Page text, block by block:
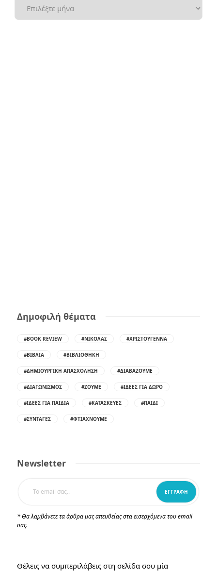
Δημοφιλή θέματα
#BOOK REVIEW #ΝΙΚΌΛΑΣ #ΧΡΙΣΤΟΎΓΕΝΝΑ
#ΒΙΒΛΊΑ #ΒΙΒΛΙΟΘΉΚΗ
#ΔΗΜΙΟΥΡΓΙΚΉ ΑΠΑΣΧΌΛΗΣΗ #ΔΙΑΒΆΖΟΥΜΕ
#ΔΙΑΓΩΝΙΣΜΌΣ #ΖΟΎΜΕ #ΙΔΈΕΣ ΓΙΑ ΔΏΡΟ
#ΙΔΈΕΣ ΓΙΑ ΠΑΙΔΙΆ #ΚΑΤΑΣΚΕΥΈΣ #ΠΑΙΔΊ
#ΣΥΝΤΑΓΈΣ #ΦΤΙΆΧΝΟΥΜΕ
Newsletter
* Θα λαμβάνετε τα άρθρα μας απευθείας στα εισερχόμενα του email
σας.
Θέλεις να συμπεριλάβεις στη σελίδα σου μία